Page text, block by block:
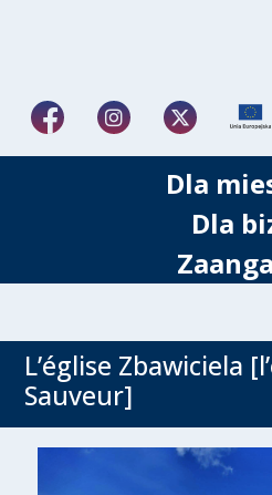
Dla
Dla
L’église Zbawiciela
Sauveur]